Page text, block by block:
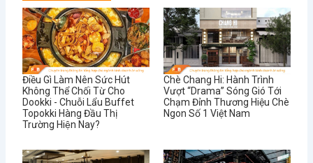
Điều Gì Làm Nên Sức Hút
Không Thể Chối Từ Cho
Dookki - Chuỗi Lẩu Buffet
Topokki Hàng Đầu Thị
Trường Hiện Nay?
Chè Chang Hi: Hành Trình
Vượt “Drama” Sóng Gió Tới
Chạm Đỉnh Thương Hiệu Chè
Ngon Số 1 Việt Nam